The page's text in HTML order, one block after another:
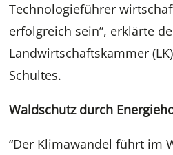
Technologieführer
erfolgreich sein”, erklärte
Landwirtschaftskammer
Schultes.
Waldschutz durch
“Der Klimawandel führt im